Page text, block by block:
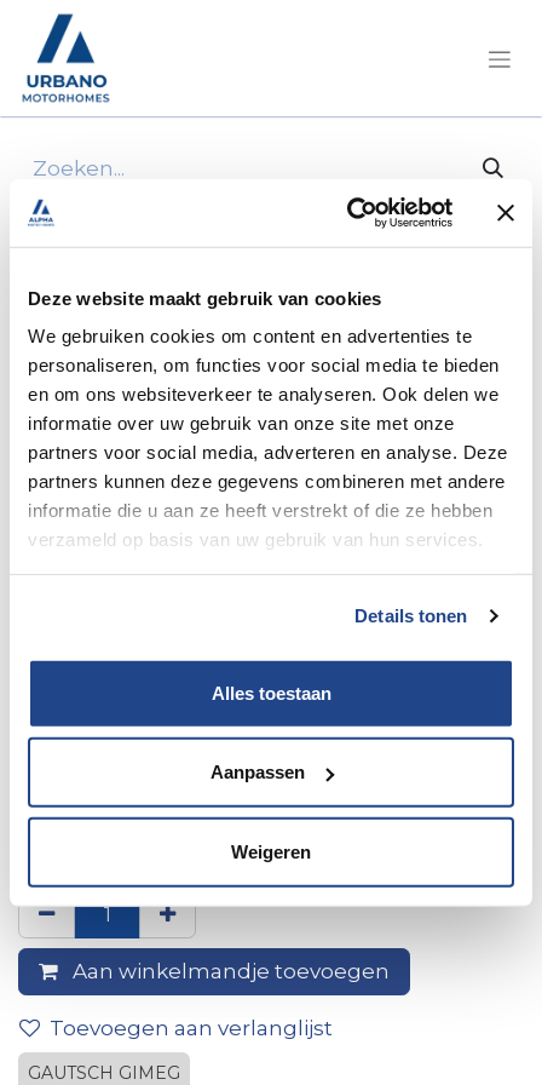
Deze website maakt gebruik van cookies
We gebruiken cookies om content en advertenties te
personaliseren, om functies voor social media te bieden
en om ons websiteverkeer te analyseren. Ook delen we
informatie over uw gebruik van onze site met onze
partners voor social media, adverteren en analyse. Deze
partners kunnen deze gegevens combineren met andere
informatie die u aan ze heeft verstrekt of die ze hebben
verzameld op basis van uw gebruik van hun services.
Details tonen
Alles toestaan
Aanpassen
Weigeren
Alle producten
1x siphon with plug and stopper, 25 mm
1x siphon with plug and
stopper, 25 mm
Aan winkelmandje toevoegen
Toevoegen aan verlanglijst
GAUTSCH GIMEG